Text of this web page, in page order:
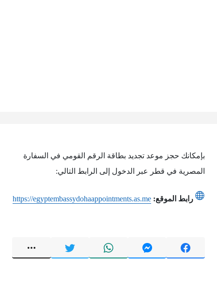
بإمكانك حجز موعد تجديد بطاقة الرقم القومي في السفارة
المصرية في قطر عبر الدخول إلى الرابط التالي:
رابط الموقع: https://egyptembassydohaappointments.as.me